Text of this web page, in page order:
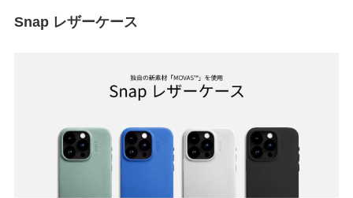
Snap レザーケース